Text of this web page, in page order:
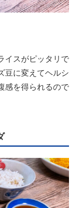
イスがピッタリで
豆に変えてヘルシ
感を得られるので